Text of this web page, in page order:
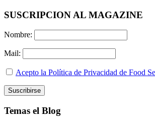
SUSCRIPCION AL MAGAZINE
Nombre:
Mail:
Acepto la Política de Privacidad de Food
Temas el Blog